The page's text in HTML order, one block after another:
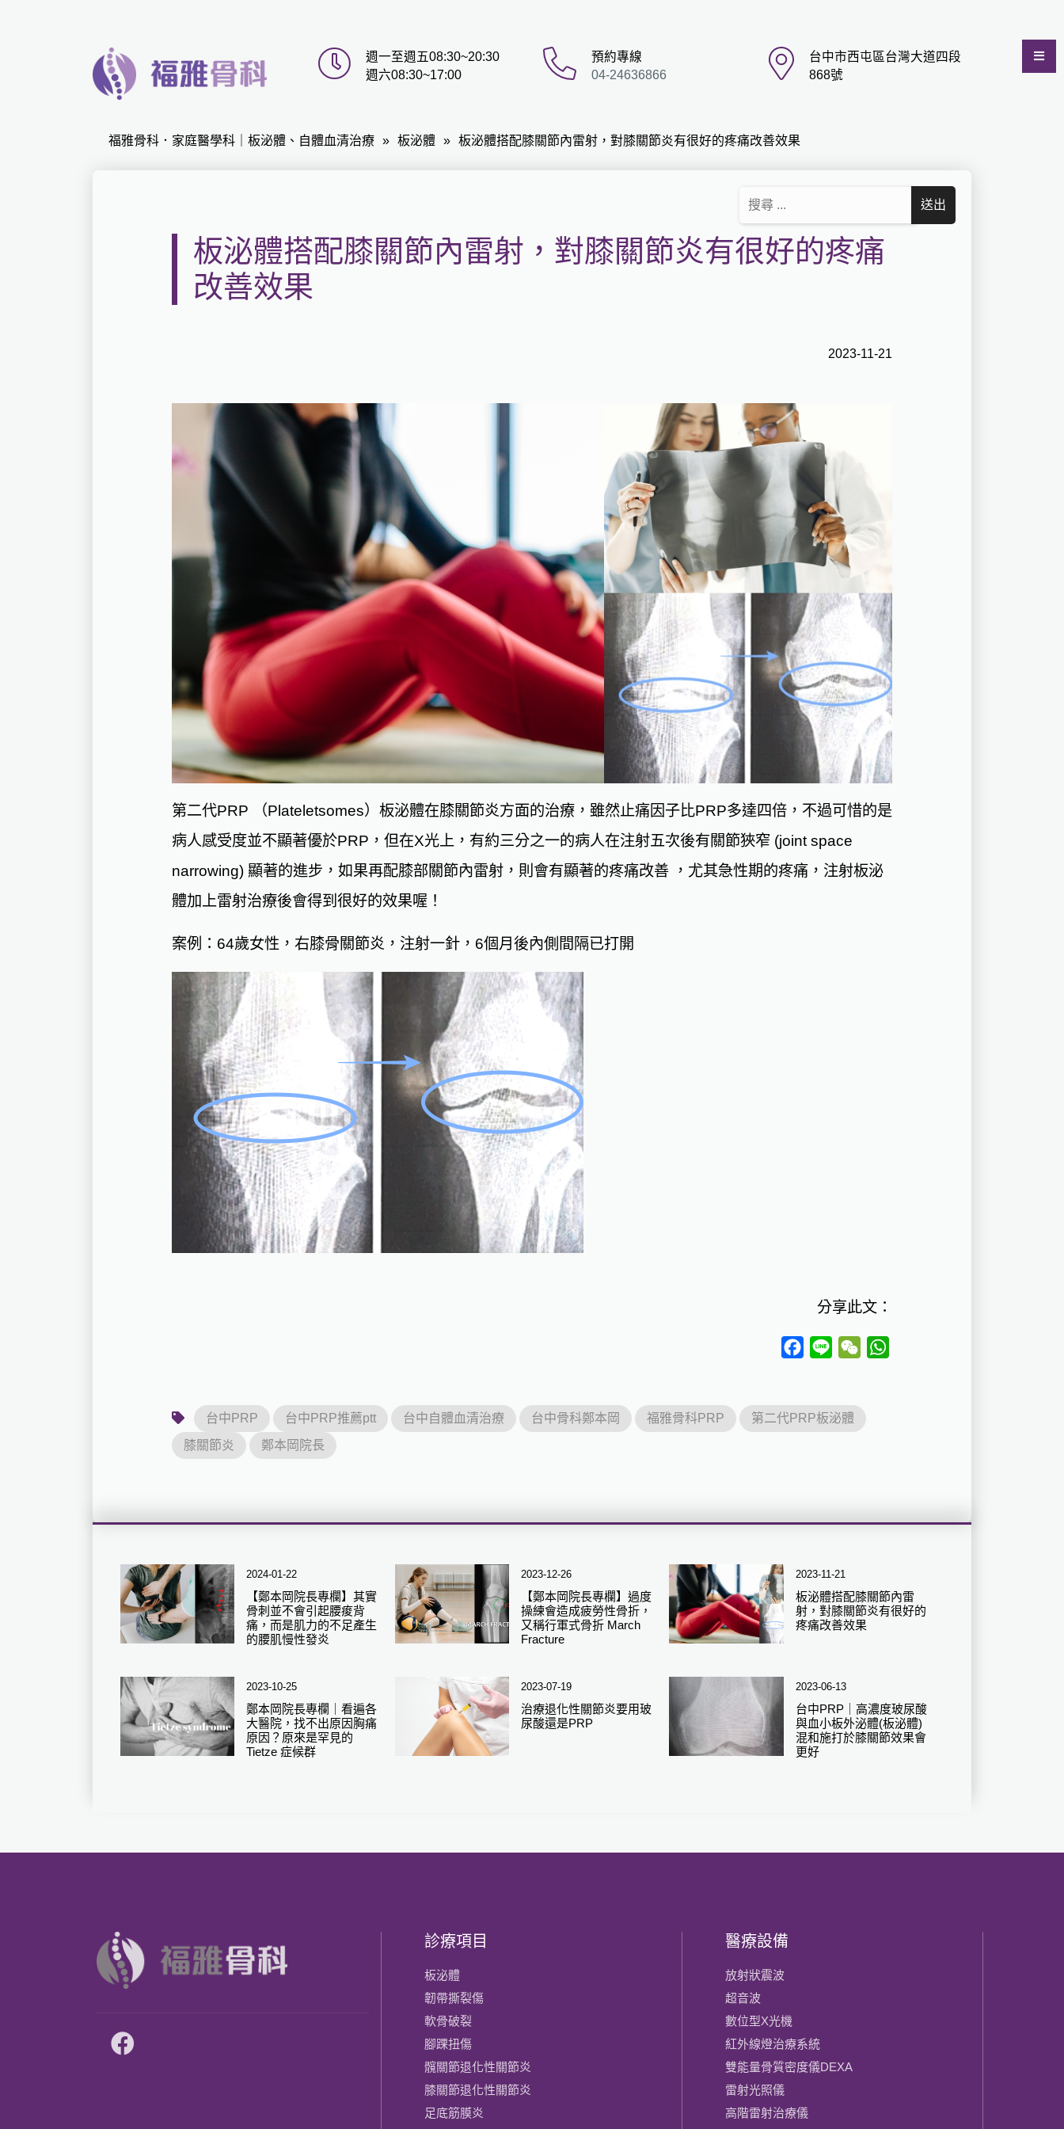
週一至週五08:30~20:30
週六08:30~17:00
預約專線
04-24636866
台中市西屯區台灣大道四段
868號
福雅骨科．家庭醫學科｜板泌體、自體血清治療 板泌體 板泌體搭配膝關節內雷射，對膝關節炎有很好的疼痛改善效果
板泌體搭配膝關節內雷射，對膝關節炎有很好的疼痛
改善效果
2023-11-21
第二代PRP （Plateletsomes）板泌體在膝關節炎方面的治療，雖然止痛因子比PRP多達四倍，不過可惜的是
病人感受度並不顯著優於PRP，但在X光上，有約三分之一的病人在注射五次後有關節狹窄 (joint space
narrowing) 顯著的進步，如果再配膝部關節內雷射，則會有顯著的疼痛改善 ，尤其急性期的疼痛，注射板泌
體加上雷射治療後會得到很好的效果喔！
案例 ：64歲女性 ， 右膝骨關節炎， 注射一針 ， 6個月後內側間隔已打開
分享此文：
Facebook
Line WeChat
台中PRP 台中PRP推薦ptt 台中自體血清治療 台中骨科鄭本岡 福雅骨科PRP
第二代PRP板泌體
膝關節炎
鄭本岡院長
2024-01-22
【鄭本岡院長專欄】其實
骨刺並不會引起腰痠背
痛，而是肌力的不足產生
的腰肌慢性發炎
2023-12-26
【鄭本岡院長專欄】過度
操練會造成疲勞性骨折，
又稱行軍式骨折 March
Fracture
2023-11-21
板泌體搭配膝關節內雷
射，對膝關節炎有很好的
疼痛改善效果
2023-10-25
鄭本岡院長專欄｜看遍各
大醫院，找不出原因胸痛
原因？原來是罕見的
Tietze 症候群
2023-07-19
治療退化性關節炎要用玻
尿酸還是PRP
2023-06-13
台中PRP｜高濃度玻尿酸
與血小板外泌體(板泌體)
混和施打於膝關節效果會
更好
診療項目
板泌體
韌帶撕裂傷
軟骨破裂
腳踝扭傷
髖關節退化性關節炎
膝關節​退化性關節炎
足底筋膜炎
醫療設備
放射狀震波
超音波
數位型X光機
紅外線燈治療系統
雙能量骨質密度儀DEXA
雷射光照儀
高階雷射治療儀